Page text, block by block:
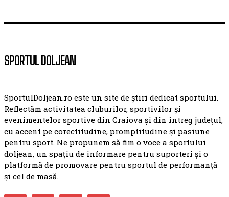
SPORTUL DOLJEAN
SportulDoljean.ro este un site de știri dedicat sportului.
Reflectăm activitatea cluburilor, sportivilor și
evenimentelor sportive din Craiova și din întreg județul,
cu accent pe corectitudine, promptitudine și pasiune
pentru sport. Ne propunem să fim o voce a sportului
doljean, un spațiu de informare pentru suporteri și o
platformă de promovare pentru sportul de performanță
și cel de masă.